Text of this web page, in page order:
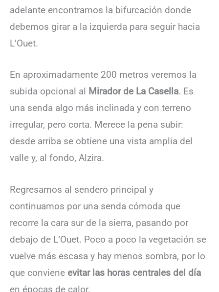
adelante encontramos la bifurcación donde
debemos girar a la izquierda para seguir hacia
L’Ouet.
En aproximadamente 200 metros veremos la
subida opcional al Mirador de La Casella. Es
una senda algo más inclinada y con terreno
irregular, pero corta. Merece la pena subir:
desde arriba se obtiene una vista amplia del
valle y, al fondo, Alzira.
Regresamos al sendero principal y
continuamos por una senda cómoda que
recorre la cara sur de la sierra, pasando por
debajo de L’Ouet. Poco a poco la vegetación se
vuelve más escasa y hay menos sombra, por lo
que conviene evitar las horas centrales del día
en épocas de calor.